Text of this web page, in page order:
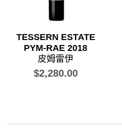
TESSERN ESTATE
PYM-RAE 2018
皮姆雷伊
$2,280.00